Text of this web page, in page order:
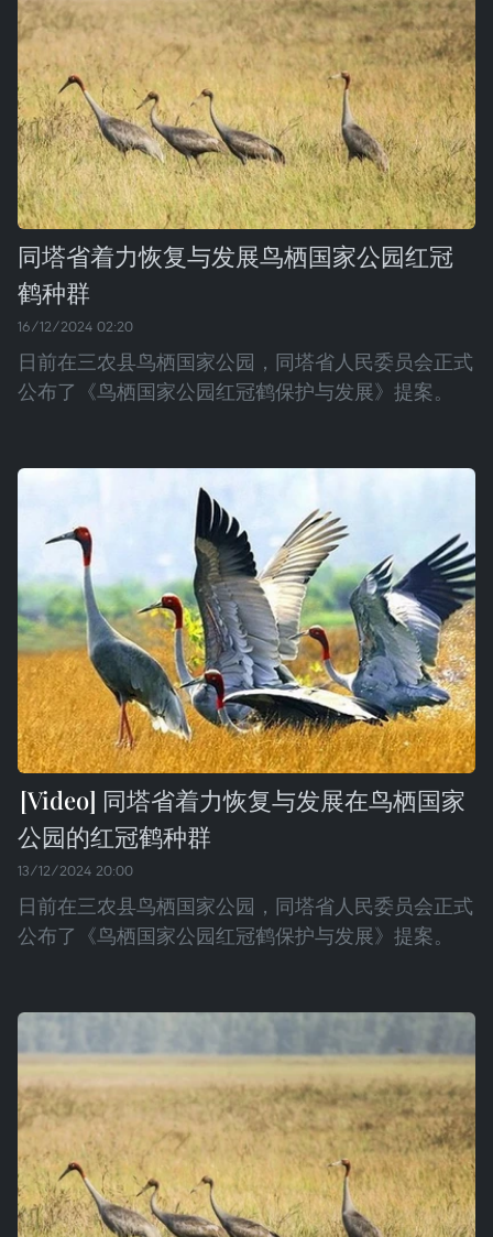
同塔省着力恢复与发展鸟栖国家公园红冠
鹤种群
16/12/2024 02:20
日前在三农县鸟栖国家公园，同塔省人民委员会正式
公布了《鸟栖国家公园红冠鹤保护与发展》提案。
同塔省着力恢复与发展在鸟栖国家
公园的红冠鹤种群
13/12/2024 20:00
日前在三农县鸟栖国家公园，同塔省人民委员会正式
公布了《鸟栖国家公园红冠鹤保护与发展》提案。